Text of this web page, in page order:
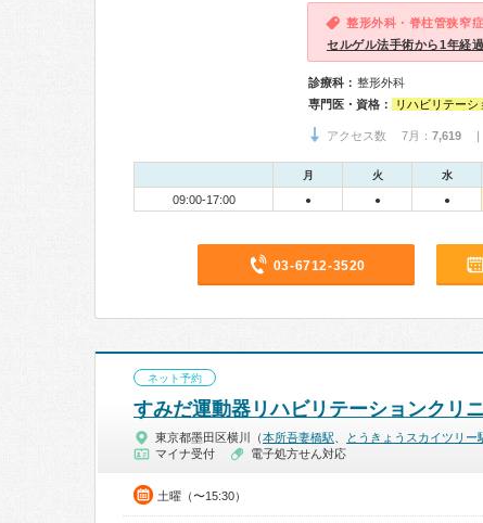
整形外科・脊柱管狭窄症
セルゲル法手術から1年経過
診療科： 整形外科
専門医・資格：
リハビリテーシ
アクセス数 7月： 7,619 |
月 火 水
09:00-17:00 ● ● ●
03-6712-3520
ネット予約
すみだ運動器リハビリテーションクリ
東京都墨田区横川（本所吾妻橋駅 とうきょうスカイツリー
マイナ受付
電子処方せん対応
土曜（〜15:30）